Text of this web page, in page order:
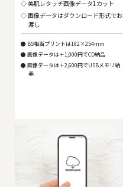
美肌レタッチ画像データ1カット
画像データはダウンロード形式でお
渡し
B5相当プリントは182×254mm
画像データは＋1,000円でCD納品
画像データは＋2,600円でUSBメモリ納
品